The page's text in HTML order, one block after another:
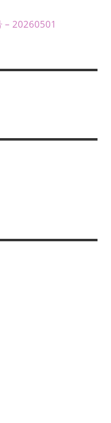
– 20260501